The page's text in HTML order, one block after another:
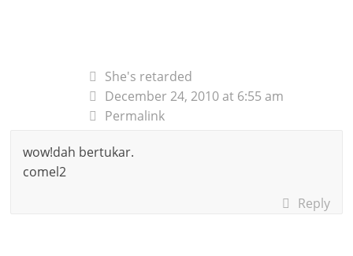
She's retarded
December 24, 2010 at 6:55 am
Permalink
wow!dah bertukar.
comel2
Reply